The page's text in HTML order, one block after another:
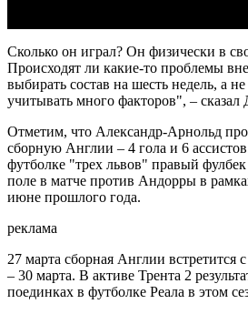
Сколько он играл? Он физически в
Происходят ли какие-то проблемы
выбирать состав на шесть недель, а
учитывать много факторов", – сказал
Отметим, что Александр-Арнольд
сборную Англии – 4 гола и 6
футболке "трех львов" правый фулбек
поле в матче против Андорры в
июне прошлого года.
реклама
27 марта сборная Англии встретится
– 30 марта. В активе Трента 2
поединках в футболке Реала в этом